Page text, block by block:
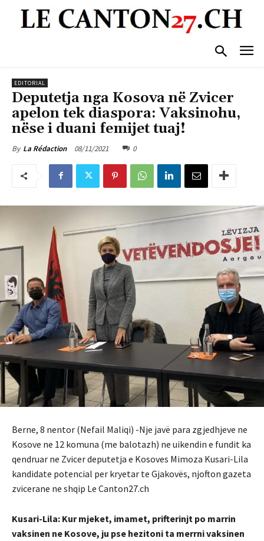
EDITORIAL
Deputetja nga Kosova në Zvicer
apelon tek diaspora: Vaksinohu,
nëse i duani femijet tuaj!
By La Rédaction 08/11/2021 0
Berne, 8 nentor (Nefail Maliqi) -Nje javë para zgjedhjeve ne
Kosove ne 12 komuna (me balotazh) ne uikendin e fundit ka
qendruar ne Zvicer deputetja e Kosoves Mimoza Kusari-Lila
kandidate potencial per kryetar te Gjakovës, njofton gazeta
zvicerane ne shqip Le Canton27.ch
Kusari-Lila: Kur mjeket, imamet, prifterinjt po marrin
vaksinen ne Kosove, ju pse hezitoni ta merrni vaksinen